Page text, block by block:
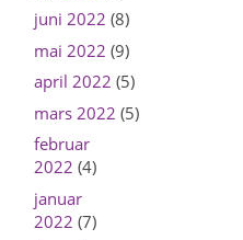
juni 2022 (8)
mai 2022 (9)
april 2022 (5)
mars 2022 (5)
februar
2022 (4)
januar
2022 (7)